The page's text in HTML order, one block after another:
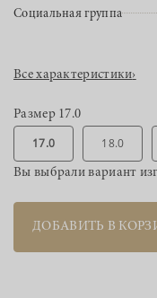
Социальная группа
Все характеристики›
Размер 17.0
17.0 18.0
Вы выбрали вариант
ДОБАВИТЬ В